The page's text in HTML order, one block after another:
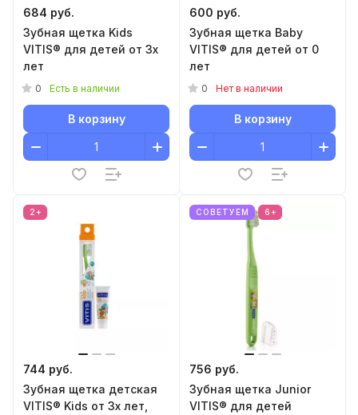
684 руб.
Зубная щетка Kids
VITIS® для детей от 3х
лет
0 Есть в наличии
В корзину
600 руб.
Зубная щетка Baby
VITIS® для детей от 0
лет
0 Нет в наличии
В корзину
2+
744 руб.
Зубная щетка детская
VITIS® Kids от 3х лет,
СОВЕТУЕМ 6+
756 руб.
Зубная щетка Junior
VITIS® для детей